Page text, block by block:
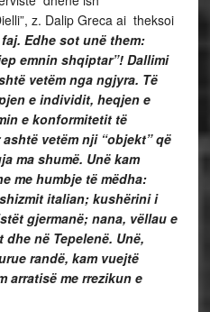
z. Dalip Greca ai theksoi
Edhe sot unë them:
emnin shqiptar”! Dallimi
vetëm nga ngjyra. Të
e individit, heqjen e
e konformitetit të
vetëm nji “objekt” që
ma shumë. Unë kam
me humbje të mëdha:
italian; kushërini i
gjermanë; nana, vëllau e
në Tepelenë. Unë,
randë, kam vuejtë
arratisë me rrezikun e